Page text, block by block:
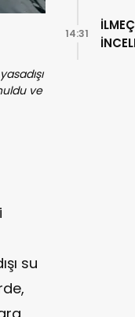
ve
su
14:31